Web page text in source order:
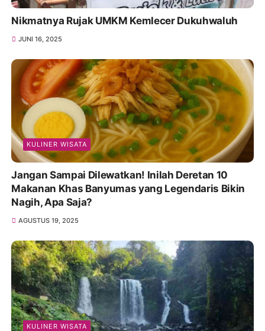
Nikmatnya Rujak UMKM Kemlecer Dukuhwaluh
JUNI 16, 2025
KULINER WISATA
Jangan Sampai Dilewatkan! Inilah Deretan 10
Makanan Khas Banyumas yang Legendaris Bikin
Nagih, Apa Saja?
AGUSTUS 19, 2025
KULINER WISATA